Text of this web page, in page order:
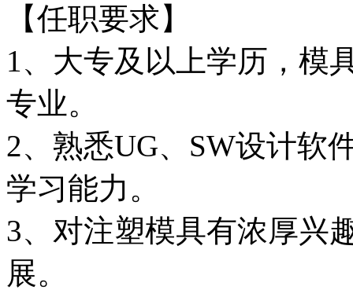
【任职要求】
1、大专及以上学历，模
专业。
2、熟悉UG、SW设计软
学习能力。
3、对注塑模具有浓厚兴
展。